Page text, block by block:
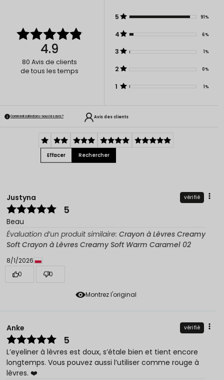
4.9
80 Avis de clients
de tous les temps
5 91%
4 6%
3 1%
2 0%
1 1%
Comment collectons-nous les avis ? Avis des clients
Effacer Rechercher
Montrez l'original
Justyna vérifié
5
Beau
Évaluation d’un produit similaire: Crayon à Lèvres Creamy
Soft Crayon à Lèvres Creamy Soft Warm Caramel 02
8/1/2026
0
0
Anke vérifié
5
L’eyeliner à lèvres est doux, s’étale bien et tient encore
longtemps. Vous pouvez aussi l’utiliser comme rouge à
lèvres. ❤️